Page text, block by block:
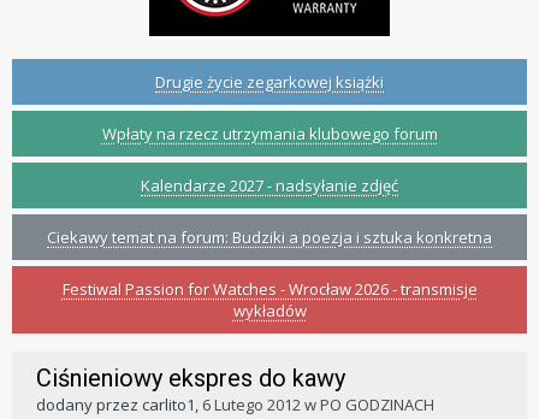
Drugie życie zegarkowej książki
Wpłaty na rzecz utrzymania klubowego forum
Kalendarze 2027 - nadsyłanie zdjęć
Ciekawy temat na forum: Budziki a poezja i sztuka konkretna
Festiwal Passion for Watches - Wrocław 2026 - transmisje
wykładów
Ciśnieniowy ekspres do kawy
dodany przez carlito1, 6 Lutego 2012wPO GODZINACH